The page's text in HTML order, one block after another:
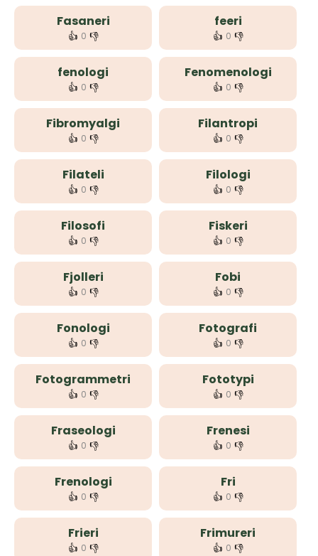
Fasaneri
👍 0 👎
feeri
👍 0 👎
fenologi
👍 0 👎
Fenomenologi
👍 0 👎
Fibromyalgi
👍 0 👎
Filantropi
👍 0 👎
Filateli
👍 0 👎
Filologi
👍 0 👎
Filosofi
👍 0 👎
Fiskeri
👍 0 👎
Fjolleri
👍 0 👎
Fobi
👍 0 👎
Fonologi
👍 0 👎
Fotografi
👍 0 👎
Fotogrammetri
👍 0 👎
Fototypi
👍 0 👎
Fraseologi
👍 0 👎
Frenesi
👍 0 👎
Frenologi
👍 0 👎
Fri
👍 0 👎
Frieri
👍 0 👎
Frimureri
👍 0 👎